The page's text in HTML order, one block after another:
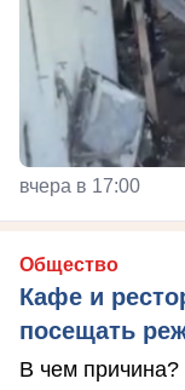
вчера в 17:00
Общество
Кафе и
посещать
В чем причина?